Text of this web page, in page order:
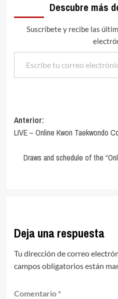
Descubre más
Suscríbete y recibe las
Escribe tu correo electrónico…
Navegación
de
entradas
Anterior:
LIVE – Online Kwon Taekwondo
Draws and schedule of the
Deja una respuesta
Tu dirección de correo
campos obligatorios están
Comentario *